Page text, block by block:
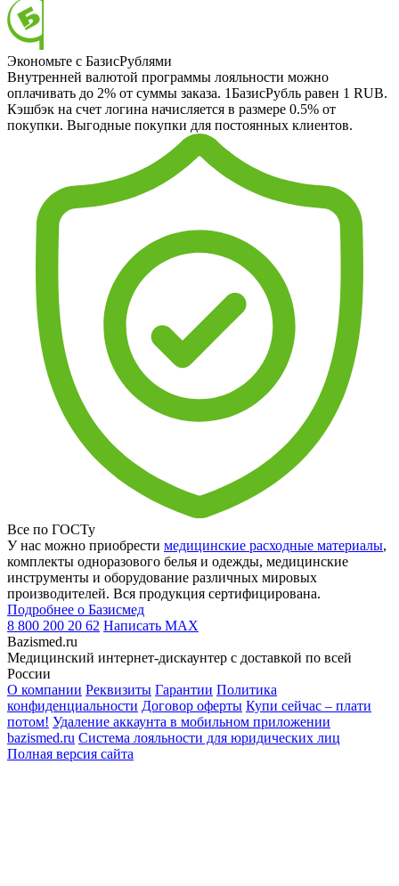
Экономьте с БазисРублями
Внутренней валютой программы лояльности можно
оплачивать до 2% от суммы заказа. 1БазисРубль равен 1 RUB.
Кэшбэк на счет логина начисляется в размере 0.5% от
покупки. Выгодные покупки для постоянных клиентов.
Все по ГОСТу
У нас можно приобрести медицинские расходные материалы,
комплекты одноразового белья и одежды, медицинские
инструменты и оборудование различных мировых
производителей. Вся продукция сертифицирована.
Подробнее о Базисмед
8 800 200 20 62 Написать MAX
Bazismed.ru
Медицинский интернет-дискаунтер с доставкой по всей
России
О компании Реквизиты Гарантии Политика
конфиденциальности Договор оферты Купи сейчас – плати
потом! Удаление аккаунта в мобильном приложении
bazismed.ru Система лояльности для юридических лиц
Полная версия сайта